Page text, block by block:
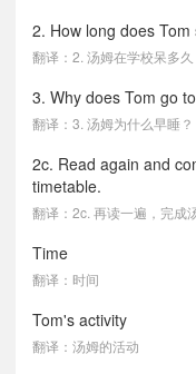
2. How long does
翻译：2. 汤姆在学校呆多久
3. Why does Tom go
翻译：3. 汤姆为什么早睡？
2c. Read again and
timetable.
翻译：2c. 再读一遍，完成
Time
翻译：时间
Tom's activity
翻译：汤姆的活动